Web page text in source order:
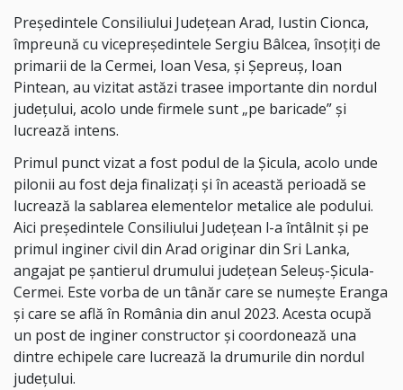
Președintele Consiliului Județean Arad, Iustin Cionca,
împreună cu vicepreședintele Sergiu Bâlcea, însoțiți de
primarii de la Cermei, Ioan Vesa, și Șepreuș, Ioan
Pintean, au vizitat astăzi trasee importante din nordul
județului, acolo unde firmele sunt „pe baricade” și
lucrează intens.
Primul punct vizat a fost podul de la Șicula, acolo unde
pilonii au fost deja finalizați și în această perioadă se
lucrează la sablarea elementelor metalice ale podului.
Aici președintele Consiliului Județean l-a întâlnit și pe
primul inginer civil din Arad originar din Sri Lanka,
angajat pe șantierul drumului județean Seleuș-Șicula-
Cermei. Este vorba de un tânăr care se numește Eranga
și care se află în România din anul 2023. Acesta ocupă
un post de inginer constructor și coordonează una
dintre echipele care lucrează la drumurile din nordul
județului.